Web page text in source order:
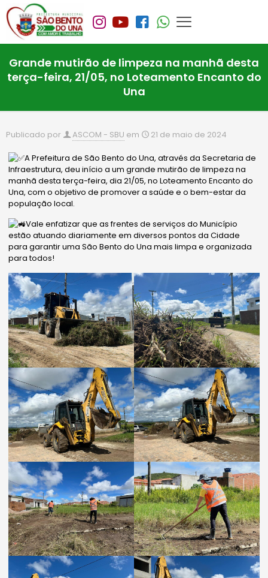
Grande mutirão de limpeza na manhã desta
terça-feira, 21/05, no Loteamento Encanto do
Una
Publicado por ASCOM - SBU em 21 de maio de 2024
A Prefeitura de São Bento do Una, através da Secretaria de
Infraestrutura, deu início a um grande mutirão de limpeza na
manhã desta terça-feira, dia 21/05, no Loteamento Encanto do
Una, com o objetivo de promover a saúde e o bem-estar da
população local.
Vale enfatizar que as frentes de serviços do Município
estão atuando diariamente em diversos pontos da Cidade
para garantir uma São Bento do Una mais limpa e organizada
para todos!